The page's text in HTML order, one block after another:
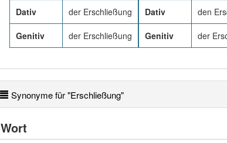
Dativ der Erschließung
Genitiv der Erschließung
Dativ den
Genitiv der
Synonyme für "Erschließung"
Wort